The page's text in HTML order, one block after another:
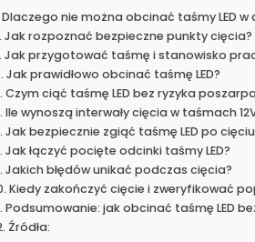
Dlaczego nie można obcinać taśmy LED w
Jak rozpoznać bezpieczne punkty cięcia?
Jak przygotować taśmę i stanowisko
Jak prawidłowo obcinać taśmę LED?
Czym ciąć taśmę LED bez ryzyka
Ile wynoszą interwały cięcia w taśmach
Jak bezpiecznie zgiąć taśmę LED po
Jak łączyć pocięte odcinki taśmy LED?
Jakich błędów unikać podczas cięcia?
Kiedy zakończyć cięcie i zweryfikować
Podsumowanie: jak obcinać taśmę LED
Źródła: